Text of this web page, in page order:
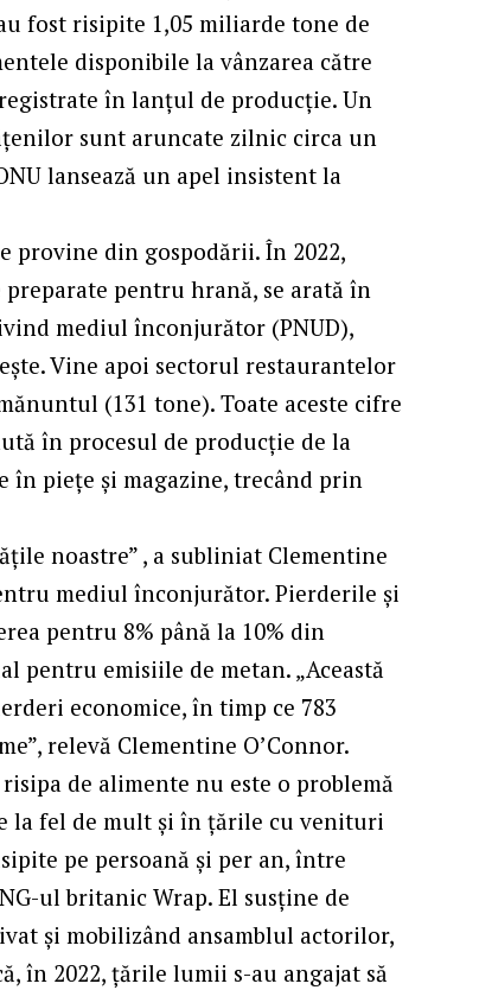
fost risipite 1,05 miliarde tone de
disponibile la vânzarea către
în lanțul de producție. Un
sunt aruncate zilnic circa un
lansează un apel insistent la
provine din gospodării. În 2022,
pentru hrană, se arată în
mediul înconjurător (PNUD),
Vine apoi sectorul restaurantelor
(131 tone). Toate aceste cifre
în procesul de producție de la
în piețe și magazine, trecând prin
noastre” , a subliniat Clementine
mediul înconjurător. Pierderile și
pentru 8% până la 10% din
pentru emisiile de metan. „Această
economice, în timp ce 783
relevă Clementine O’Connor.
de alimente nu este o problemă
la fel de mult și în țările cu venituri
pe persoană și per an, între
ul britanic Wrap. El susține de
și mobilizând ansamblul actorilor,
în 2022, țările lumii s-au angajat să